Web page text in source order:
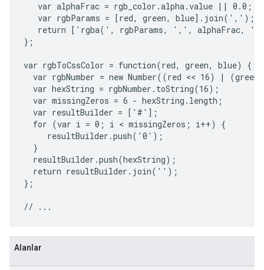
   var alphaFrac = rgb_color.alpha.value || 0.0;
   var rgbParams = [red, green, blue].join(',');
return ['rgba(', rgbParams, ',', alphaFrac,
};
var rgbToCssColor = function(red, green, blue) {
var rgbNumber = new Number((red << 16) | (green
  var hexString = rgbNumber.toString(16);
  var missingZeros = 6 - hexString.length;
  var resultBuilder = ['#'];
  for (var i = 0; i < missingZeros; i++) {
     resultBuilder.push('0');
  }
  resultBuilder.push(hexString);
  return resultBuilder.join('');
};
Alanlar